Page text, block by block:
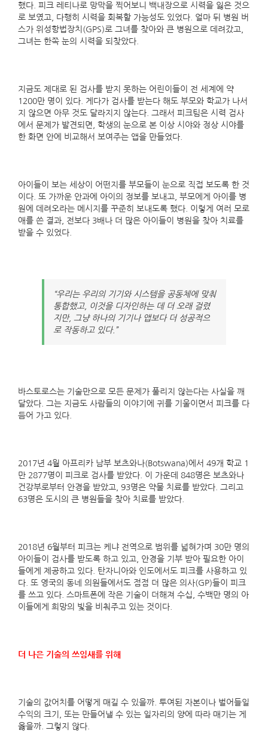
했다. 피크 레티나로 망막을 찍어보니 백내장으로 시력을 잃은 것으
로 보였고, 다행히 시력을 회복할 가능성도 있었다. 얼마 뒤 병원 버
스가 위성항법장치(GPS)로 그녀를 찾아와 큰 병원으로 데려갔고,
그녀는 한쪽 눈의 시력을 되찾았다.
지금도 제대로 된 검사를 받지 못하는 어린이들이 전 세계에 약
1200만 명이 있다. 게다가 검사를 받는다 해도 부모와 학교가 나서
지 않으면 아무 것도 달라지지 않는다. 그래서 피크팀은 시력 검사
에서 문제가 발견되면, 학생의 눈으로 본 이상 시야와 정상 시야를
한 화면 안에 비교해서 보여주는 앱을 만들었다.
아이들이 보는 세상이 어떤지를 부모들이 눈으로 직접 보도록 한 것
이다. 또 가까운 안과에 아이의 정보를 보내고, 부모에게 아이를 병
원에 데려오라는 메시지를 꾸준히 보내도록 했다. 이렇게 여러 모로
애를 쓴 결과, 전보다 3배나 더 많은 아이들이 병원을 찾아 치료를
받을 수 있었다.
“우리는 우리의 기기와 시스템을 공동체에 맞춰
통합했고, 이것을 디자인하는 데 더 오래 걸렸
지만, 그냥 하나의 기기나 앱보다 더 성공적으
로 작동하고 있다.”
바스토로스는 기술만으로 모든 문제가 풀리지 않는다는 사실을 깨
달았다. 그는 지금도 사람들의 이야기에 귀를 기울이면서 피크를 다
듬어 가고 있다.
2017년 4월 아프리카 남부 보츠와나(Botswana)에서 49개 학교 1
만 2877명이 피크로 검사를 받았다. 이 가운데 848명은 보츠와나
건강부로부터 안경을 받았고, 93명은 약물 치료를 받았다. 그리고
63명은 도시의 큰 병원들을 찾아 치료를 받았다.
2018년 6월부터 피크는 케냐 전역으로 범위를 넓혀가며 30만 명의
아이들이 검사를 받도록 하고 있고, 안경을 기부 받아 필요한 아이
들에게 제공하고 있다. 탄자니아와 인도에서도 피크를 사용하고 있
다. 또 영국의 동네 의원들에서도 점점 더 많은 의사(GP)들이 피크
를 쓰고 있다. 스마트폰에 작은 기술이 더해져 수십, 수백만 명의 아
이들에게 희망의 빛을 비춰주고 있는 것이다.
더 나은 기술의 쓰임새를 위해
기술의 값어치를 어떻게 매길 수 있을까. 투여된 자본이나 벌어들일
수익의 크기, 또는 만들어낼 수 있는 일자리의 양에 따라 매기는 게
옳을까. 그렇지 않다.